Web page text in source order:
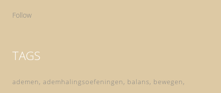
Follow
TAGS
ademen ademhalingsoefeningen balans bewegen